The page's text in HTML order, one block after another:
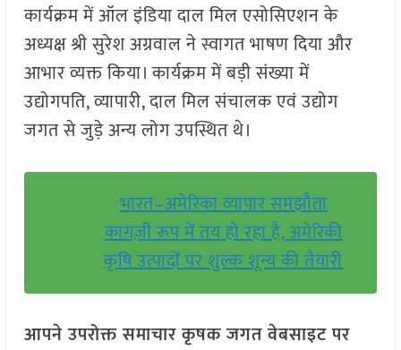
कार्यक्रम में ऑल इंडिया दाल मिल एसोसिएशन के
अध्यक्ष श्री सुरेश अग्रवाल ने स्वागत भाषण दिया और
आभार व्यक्त किया। कार्यक्रम में बड़ी संख्या में
उद्योगपति, व्यापारी, दाल मिल संचालक एवं उद्योग
जगत से जुड़े अन्य लोग उपस्थित थे।
भारत–अमेरिका व्यापार समझौता
काग़ज़ी रूप में तय हो रहा है, अमेरिकी
कृषि उत्पादों पर शुल्क शून्य की तैयारी
आपने उपरोक्त समाचार कृषक जगत वेबसाइट पर